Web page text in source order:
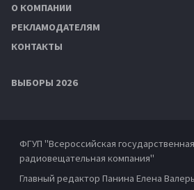
О КОМПАНИИ
РЕКЛАМОДАТЕЛЯМ
КОНТАКТЫ
ВЫБОРЫ 2026
ФГУП "Всероссийская
радиовещательная компания"
Главный редактор Панина Елена